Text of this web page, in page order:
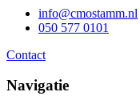
info@cmostamm.nl
050 577 0101
Contact
Navigatie